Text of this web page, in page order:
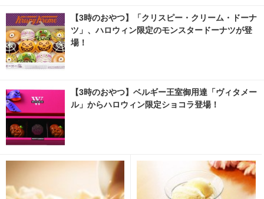
【3時のおやつ】「クリスピー・クリーム・ドーナ
ツ」、ハロウィン限定のモンスタードーナツが登
場！
【3時のおやつ】ベルギー王室御用達「ヴィタメー
ル」からハロウィン限定ショコラ登場！